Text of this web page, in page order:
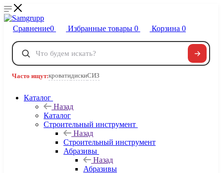
Сравнение0 Избранные товары 0 Корзина 0
Телефоны
8 800 222-40-09
Часто ищут:кроватидискиСИЗ
Каталог
Назад
Каталог
Строительный инструмент
Назад
Строительный инструмент
Абразивы
Назад
Абразивы